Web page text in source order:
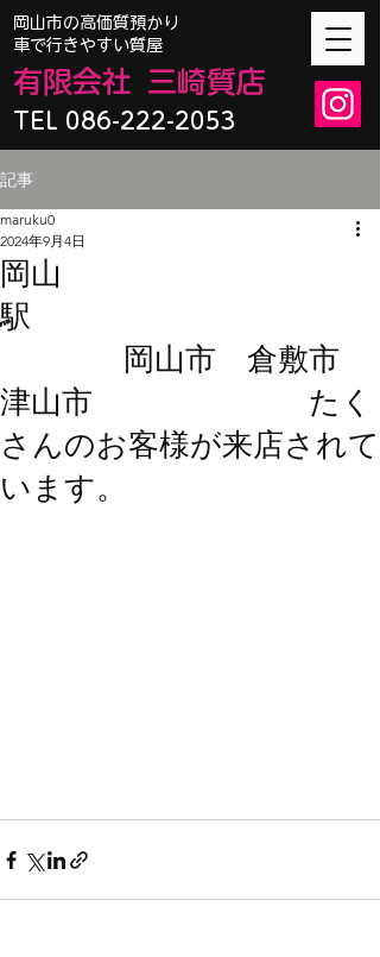
TEL 086-222-2053
​岡山市の高価質預かり
車で行きやすい質屋
有限会社 三崎質店
記事
岡山
駅
岡山市 倉敷市
津山市 たく
さんのお客様が来店されて
います。
maruku0
2024年9月4日